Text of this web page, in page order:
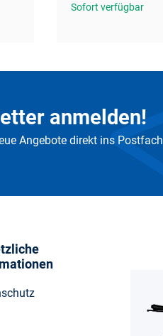
Sofort verfügbar
anmelden!
Angebote direkt ins Postfach